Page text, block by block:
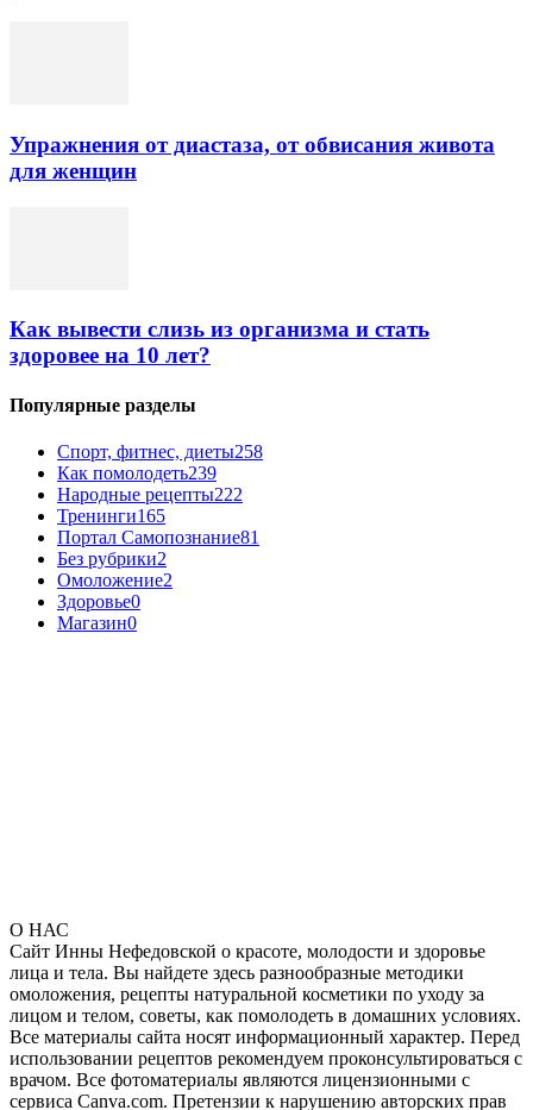
Упражнения от диастаза, от обвисания живота
для женщин
Как вывести слизь из организма и стать
здоровее на 10 лет?
Популярные разделы
Спорт, фитнес, диеты258
Как помолодеть239
Народные рецепты222
Тренинги165
Портал Самопознание81
Без рубрики2
Омоложение2
Здоровье0
Магазин0
О НАС
Сайт Инны Нефедовской о красоте, молодости и здоровье
лица и тела. Вы найдете здесь разнообразные методики
омоложения, рецепты натуральной косметики по уходу за
лицом и телом, советы, как помолодеть в домашних условиях.
Все материалы сайта носят информационный характер. Перед
использовании рецептов рекомендуем проконсультироваться с
врачом. Все фотоматериалы являются лицензионными с
сервиса Canva.com. Претензии к нарушению авторских прав